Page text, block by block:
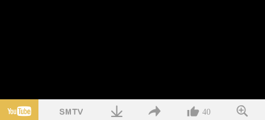
40